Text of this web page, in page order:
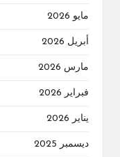
مايو 2026
أبريل 2026
مارس 2026
فبراير 2026
يناير 2026
ديسمبر 2025